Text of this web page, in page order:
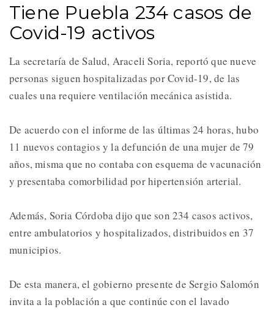
Tiene Puebla 234 casos de
Covid-19 activos
La secretaría de Salud, Araceli Soria, reportó que nueve
personas siguen hospitalizadas por Covid-19, de las
cuales una requiere ventilación mecánica asistida.
De acuerdo con el informe de las últimas 24 horas, hubo
11 nuevos contagios y la defunción de una mujer de 79
años, misma que no contaba con esquema de vacunación
y presentaba comorbilidad por hipertensión arterial.
Además, Soria Córdoba dijo que son 234 casos activos,
entre ambulatorios y hospitalizados, distribuidos en 37
municipios.
De esta manera, el gobierno presente de Sergio Salomón
invita a la población a que continúe con el lavado